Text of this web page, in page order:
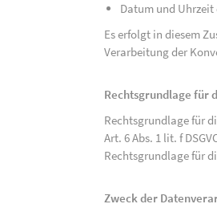
Datum und
Es erfolgt in diesem
Verarbeitung der
Rechtsgrundlage für
Rechtsgrundlage für
Art. 6 Abs. 1 lit. f
Rechtsgrundlage für
Zweck der